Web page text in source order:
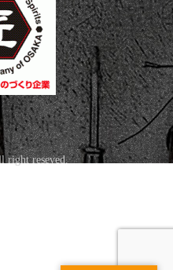
right reseved.